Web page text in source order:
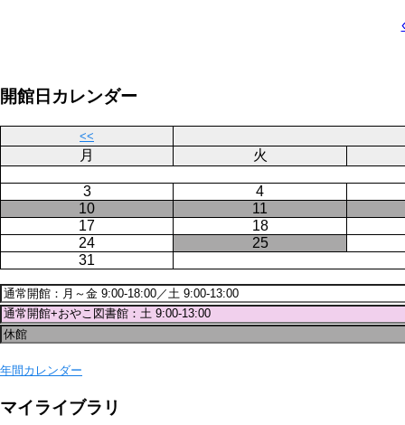
送
開館日カレンダー
<<
月 火
3
4
10
11
17
18
24
25
31
年間カレンダー
マイライブラリ